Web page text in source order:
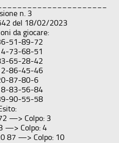
n. 3
del 18/02/2023
da giocare:
51-89-72
73-68-51
65-28-42
86-45-46
87-80-6
83-56-84
90-55-58
—> Colpo: 3
—> Colpo: 4
87 —> Colpo: 10